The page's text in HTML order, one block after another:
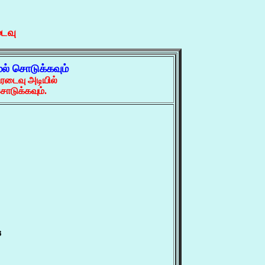
சொடுக்கவும்
அடியில்